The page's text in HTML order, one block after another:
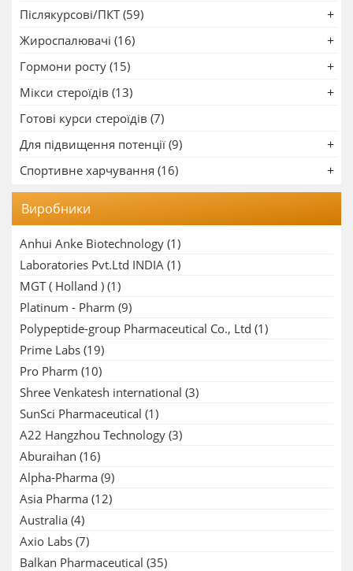
Післякурсові/ПКТ (59)
Жироспалювачі (16)
Гормони росту (15)
Мікси стероїдів (13)
Готові курси стероїдів (7)
Для підвищення потенції (9)
Спортивне харчування (16)
Виробники
Anhui Anke Biotechnology (1)
Laboratories Pvt.Ltd INDIA (1)
MGT ( Holland ) (1)
Platinum - Pharm (9)
Polypeptide-group Pharmaceutical Co., Ltd (1)
Prime Labs (19)
Pro Pharm (10)
Shree Venkatesh international (3)
SunSci Pharmaceutical (1)
A22 Hangzhou Technology (3)
Aburaihan (16)
Alpha-Pharma (9)
Asia Pharma (12)
Australia (4)
Axio Labs (7)
Balkan Pharmaceutical (35)